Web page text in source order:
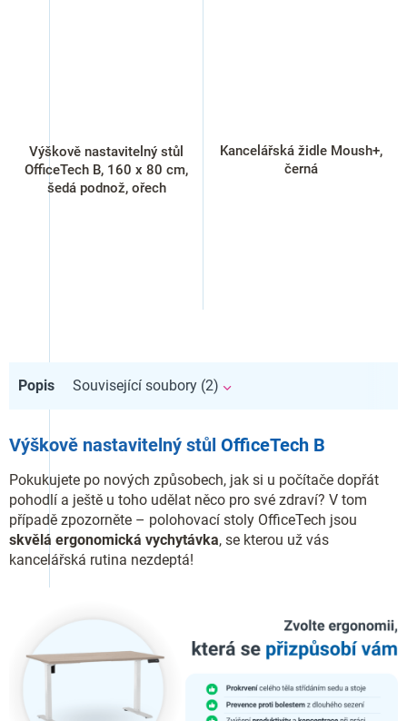
Výškově nastavitelný stůl
OfficeTech B, 160 x 80 cm,
šedá podnož, ořech
Kancelářská židle Moush+,
černá
Popis Související soubory (2)
Výškově nastavitelný stůl OfficeTech B
Pokukujete po nových způsobech, jak si u počítače dopřát
pohodlí a ještě u toho udělat něco pro své zdraví? V tom
případě zpozorněte – polohovací stoly OfficeTech jsou
skvělá ergonomická vychytávka, se kterou už vás
kancelářská rutina nezdeptá!